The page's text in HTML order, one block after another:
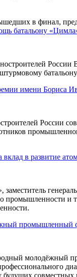
в финал,
батальону
имени Бориса
России
в развитие
промышленности и
промышленный
молодёжный
будущих совместных